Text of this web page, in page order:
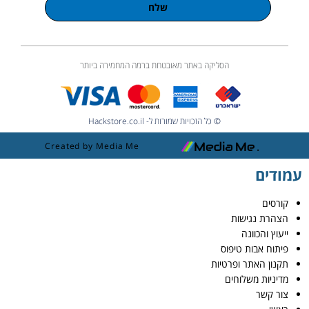
שלח
הסליקה באתר מאובטחת ברמה המחמירה ביותר
© כל הזכויות שמורות ל- Hackstore.co.il
Created by Media Me
עמודים
קורסים
הצהרת נגישות
ייעוץ והכוונה
פיתוח אבות טיפוס
תקנון האתר ופרטיות
מדיניות משלוחים
צור קשר